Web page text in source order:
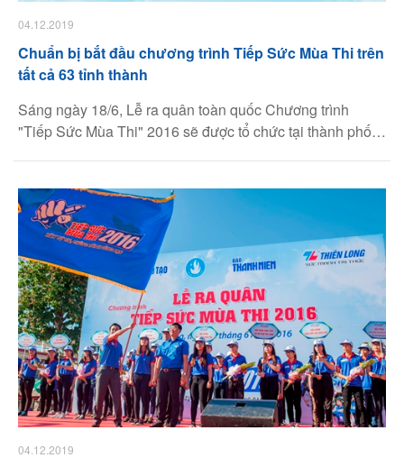
04.12.2019
Chuẩn bị bắt đầu chương trình Tiếp Sức Mùa Thi trên
tất cả 63 tỉnh thành
Sáng ngày 18/6, Lễ ra quân toàn quốc Chương trình
"Tiếp Sức Mùa Thi" 2016 sẽ được tổ chức tại thành phố
vi toàn quốc để phù hợp với sự thay đổi của kỳ thi tốt
nghiệp trung học phổ thông quốc gia năm 2016.
04.12.2019